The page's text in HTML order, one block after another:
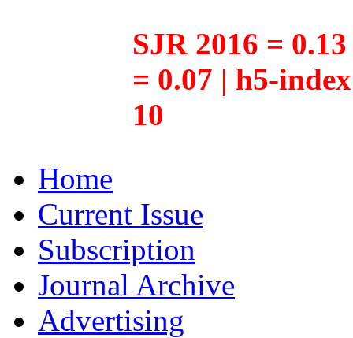
SJR 2016 =
= 0.07 | h5-
10
Home
Current Issue
Subscription
Journal Archive
Advertising